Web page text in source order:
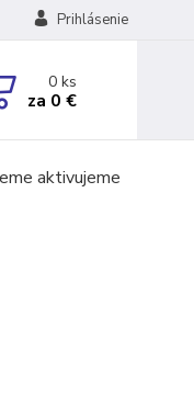
Prihlásenie
0ks
za 0 €
aktivujeme